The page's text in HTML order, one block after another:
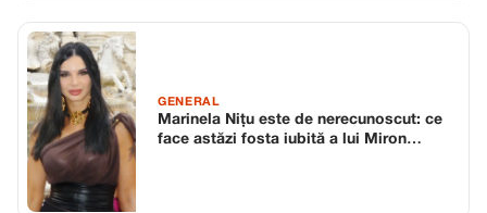
GENERAL
Marinela Nițu este de nerecunoscut: ce
face astăzi fosta iubită a lui Miron